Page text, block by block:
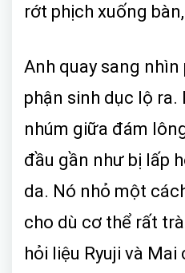
rớt phịch xuống
Anh quay sang
phận sinh dục lộ ra.
nhúm giữa đám
đầu gần như bị lấp
da. Nó nhỏ một
cho dù cơ thể rất
hỏi liệu Ryuji và